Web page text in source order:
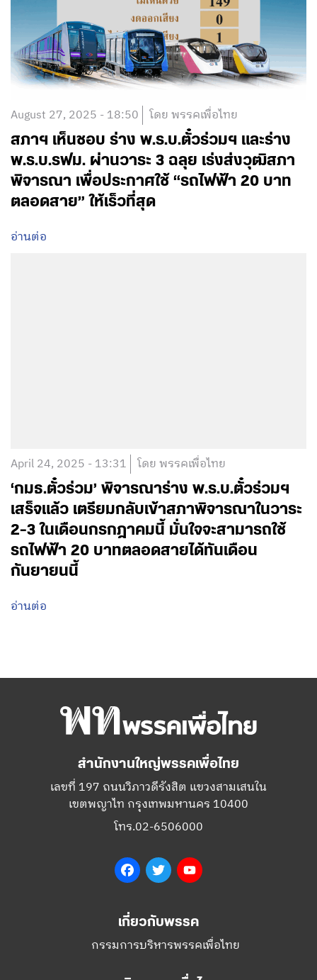
August 27, 2025 - 18:50 โดย พรรคเพื่อไทย
สภาฯ เห็นชอบ ร่าง พ.ร.บ.ตั๋วร่วมฯ และร่าง
พ.ร.บ.รฟม. ผ่านวาระ 3 ฉลุย เร่งส่งวุฒิสภา
พิจารณา เพื่อประกาศใช้ “รถไฟฟ้า 20 บาท
ตลอดสาย” ให้เร็วที่สุด
อ่านต่อ
April 24, 2025 - 13:31 โดย พรรคเพื่อไทย
‘กมธ.ตั๋วร่วม’ พิจารณาร่าง พ.ร.บ.ตั๋วร่วมฯ
เสร็จแล้ว เตรียมกลับเข้าสภาพิจารณาในวาระ
2-3 ในเดือนกรกฎาคมนี้ มั่นใจจะสามารถใช้
รถไฟฟ้า 20 บาทตลอดสายได้ทันเดือน
กันยายนนี้
อ่านต่อ
สำนักงานใหญ่พรรคเพื่อไทย
เลขที่ 197 ถนนวิภาวดีรังสิต แขวงสามเสนใน
เขตพญาไท กรุงเทพมหานคร 10400
โทร.02-6506000
FacebookTwitter
เกี่ยวกับพรรค
กรรมการบริหารพรรคเพื่อไทย